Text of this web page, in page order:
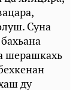
Суна
шерашкахь
ду